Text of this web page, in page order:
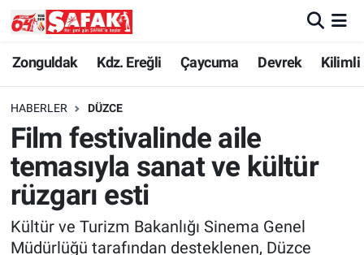
Zonguldak Kdz. Ereğli Çaycuma Devrek Kilimli
HABERLER DÜZCE
Film festivalinde aile
temasıyla sanat ve kültür
rüzgarı esti
Kültür ve Turizm Bakanlığı Sinema Genel
Müdürlüğü tarafından desteklenen, Düzce
Zonguldak
Kdz. Ereğli
Çaycuma
Devrek
Kilimli
Zonguldak Nöbetçi Eczaneler
Zonguldak Hava Durumu
Zonguldak Namaz Vakitleri
Zonguldak Trafik Yoğunluk Haritası
Süper Lig Puan Durumu ve Fikstür